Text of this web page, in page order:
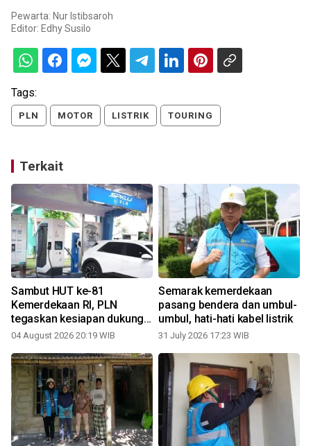
Pewarta: Nur Istibsaroh
Editor: Edhy Susilo
Tags:
PLN MOTOR LISTRIK TOURING
Terkait
Sambut HUT ke-81
Kemerdekaan RI, PLN
tegaskan kesiapan dukung
era kendaraan listrik
04 August 2026 20:19 WIB
Semarak kemerdekaan
pasang bendera dan umbul-
umbul, hati-hati kabel listrik
31 July 2026 17:23 WIB